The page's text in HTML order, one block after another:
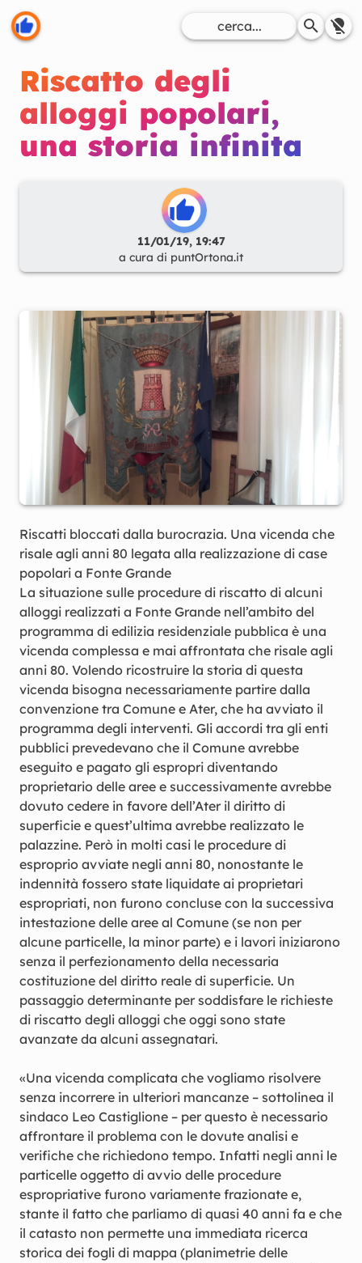
Riscatto degli
alloggi popolari,
una storia infinita
11/01/19, 19:47
a cura di puntOrtona.it
Riscatti bloccati dalla burocrazia. Una vicenda che
risale agli anni 80 legata alla realizzazione di case
popolari a Fonte Grande
La situazione sulle procedure di riscatto di alcuni
alloggi realizzati a Fonte Grande nell’ambito del
programma di edilizia residenziale pubblica è una
vicenda complessa e mai affrontata che risale agli
anni 80. Volendo ricostruire la storia di questa
vicenda bisogna necessariamente partire dalla
convenzione tra Comune e Ater, che ha avviato il
programma degli interventi. Gli accordi tra gli enti
pubblici prevedevano che il Comune avrebbe
eseguito e pagato gli espropri diventando
proprietario delle aree e successivamente avrebbe
dovuto cedere in favore dell’Ater il diritto di
superficie e quest’ultima avrebbe realizzato le
palazzine. Però in molti casi le procedure di
esproprio avviate negli anni 80, nonostante le
indennità fossero state liquidate ai proprietari
espropriati, non furono concluse con la successiva
intestazione delle aree al Comune (se non per
alcune particelle, la minor parte) e i lavori iniziarono
senza il perfezionamento della necessaria
costituzione del diritto reale di superficie. Un
passaggio determinante per soddisfare le richieste
di riscatto degli alloggi che oggi sono state
avanzate da alcuni assegnatari.
«Una vicenda complicata che vogliamo risolvere
senza incorrere in ulteriori mancanze – sottolinea il
sindaco Leo Castiglione – per questo è necessario
affrontare il problema con le dovute analisi e
verifiche che richiedono tempo. Infatti negli anni le
particelle oggetto di avvio delle procedure
espropriative furono variamente frazionate e,
stante il fatto che parliamo di quasi 40 anni fa e che
il catasto non permette una immediata ricerca
storica dei fogli di mappa (planimetrie delle